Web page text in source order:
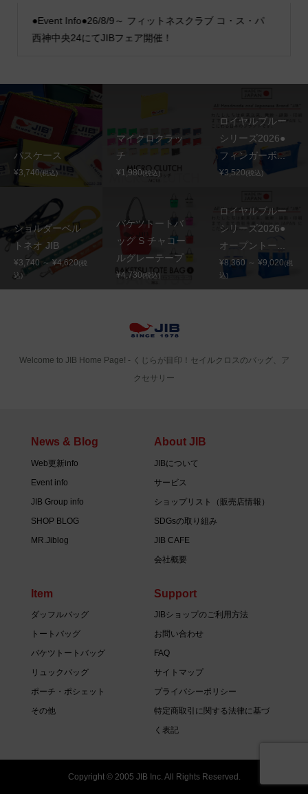
●Event Info●26/8/9～ フィットネスクラブ コ・ス・パ
西神中央24にてJIBフェア開催！
パスケース
¥3,740(税込)
マイクロクラッ
チ
¥1,980(税込)
ロイヤルブルー
シリーズ2026●
フィンガーポ...
¥3,520(税込)
ショルダーベル
トネオ JIB
¥3,740 ～ ¥4,620(税
込)
バケツトートバ
ッグ S チャコー
ルグレーテープ
¥4,730(税込)
ロイヤルブルー
シリーズ2026●
オープントー...
¥8,360 ～ ¥9,020(税
込)
Welcome to JIB Home Page! ‐ くじらが目印！セイルクロスのバッグ、ア
クセサリー
News & Blog
Web更新info
Event info
JIB Group info
SHOP BLOG
MR.Jiblog
About JIB
JIBについて
サービス
ショップリスト（販売店情報）
SDGsの取り組み
JIB CAFE
会社概要
Item
ダッフルバッグ
トートバッグ
バケツトートバッグ
リュックバッグ
ポーチ・ポシェット
その他
Support
JIBショップのご利用方法
お問い合わせ
FAQ
サイトマップ
プライバシーポリシー
特定商取引に関する法律に基づ
く表記
Copyright © 2005 JIB Inc. All Rights Reserved.